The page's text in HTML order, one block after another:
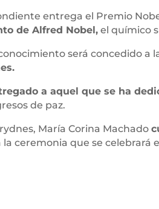
entrega el Premio
de Alfred Nobel, el químico
será concedido a
a aquel que se ha
de paz.
María Corina Machado
ceremonia que se celebrará